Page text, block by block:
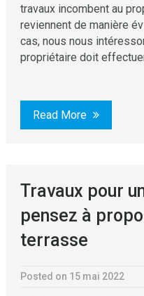
travaux incombent au
reviennent de manière
cas, nous nous
propriétaire doit
Read More
Travaux pour
pensez à
terrasse
Posted on 15 mai 2022